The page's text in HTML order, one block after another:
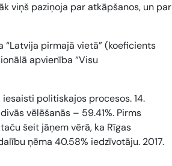
viņš paziņoja par atkāpšanos, un par
“Latvija pirmajā vietā” (koeficients
apvienība “Visu
politiskajos procesos. 14.
vēlēšanās – 59.41%. Pirms
šeit jāņem vērā, ka Rīgas
ņēma 40.58% iedzīvotāju. 2017.